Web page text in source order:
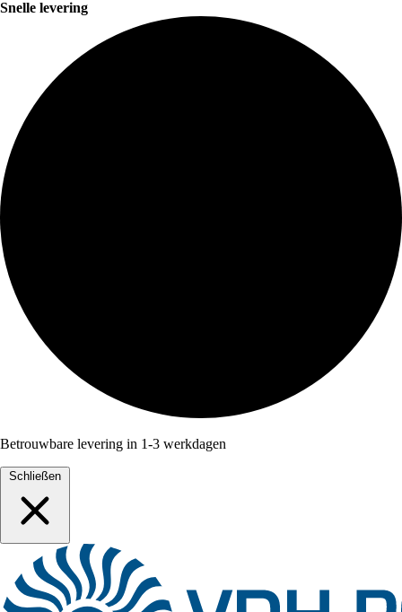
Snelle levering
Betrouwbare levering in 1-3 werkdagen
Schließen